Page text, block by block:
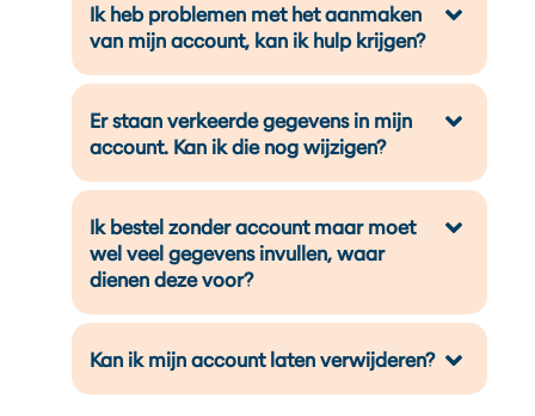
Ik heb problemen met het aanmaken
van mijn account, kan ik hulp krijgen?
Er staan verkeerde gegevens in mijn
account. Kan ik die nog wijzigen?
Ik bestel zonder account maar moet
wel veel gegevens invullen, waar
dienen deze voor?
Kan ik mijn account laten verwijderen?